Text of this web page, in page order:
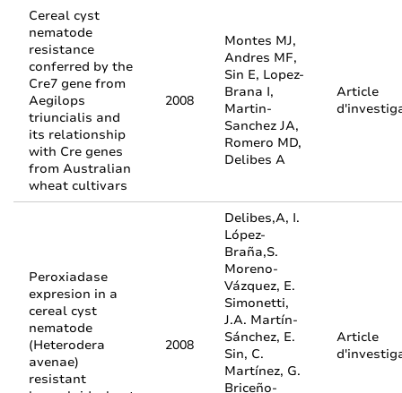
Cereal cyst
nematode
resistance
conferred by the
Cre7 gene from
Aegilops
triuncialis and
its relationship
with Cre genes
from Australian
wheat cultivars
2008
Montes MJ,
Andres MF,
Sin E, Lopez-
Brana I,
Martin-
Sanchez JA,
Romero MD,
Delibes A
Article
Peroxiadase
expresion in a
cereal cyst
nematode
(Heterodera
avenae)
resistant
2008
Delibes,A, I.
López-
Braña,S.
Moreno-
Vázquez, E.
Simonetti,
J.A. Martín-
Sánchez, E.
Sin, C.
Martínez, G.
Briceño-
Article